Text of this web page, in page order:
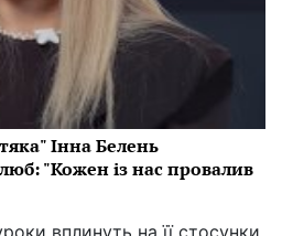
Інна Белень
"Кожен із нас провалив